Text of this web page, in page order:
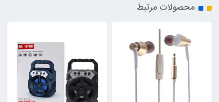
محصولات مرتبط